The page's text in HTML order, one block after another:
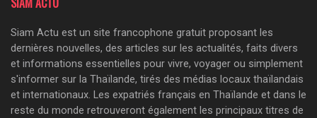
Siam Actu est un site francophone gratuit proposant les
dernières nouvelles, des articles sur les actualités, faits divers
et informations essentielles pour vivre, voyager ou simplement
s'informer sur la Thaïlande, tirés des médias locaux thaïlandais
et internationaux. Les expatriés français en Thaïlande et dans le
reste du monde retrouveront également les principaux titres de